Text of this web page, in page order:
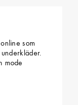
som
mode